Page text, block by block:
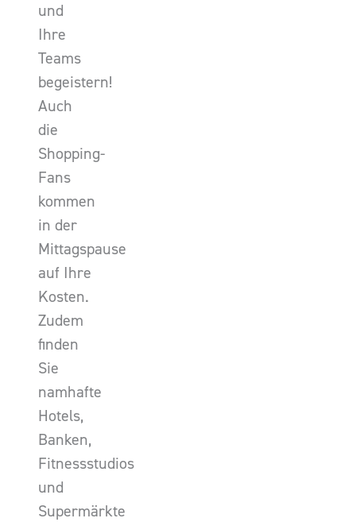
und
Ihre
Teams
begeistern!
Auch
die
Shopping-
Fans
kommen
in der
Mittagspause
auf Ihre
Kosten.
Zudem
finden
Sie
namhafte
Hotels,
Banken,
Fitnessstudios
und
Supermärkte